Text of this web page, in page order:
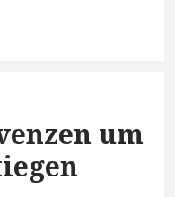
um